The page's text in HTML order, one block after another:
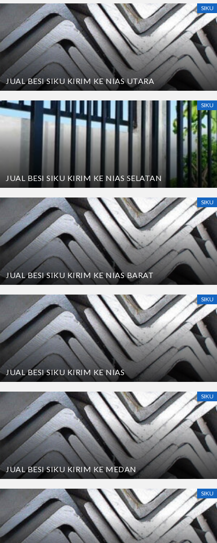
SIKU
JUAL BESI SIKU KIRIM KE NIAS UTARA
SIKU
JUAL BESI SIKU KIRIM KE NIAS SELATAN
SIKU
JUAL BESI SIKU KIRIM KE NIAS BARAT
SIKU
JUAL BESI SIKU KIRIM KE NIAS
SIKU
JUAL BESI SIKU KIRIM KE MEDAN
SIKU